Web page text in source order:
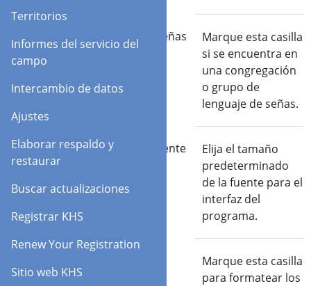
Territorios
Informes del servicio del
campo
Intercambio de datos
Ajustes
Elaborar respaldo y
restaurar
Buscar actualizaciones
Registrar KHS
Renew Your Registration
Sitio web KHS
Lenguaje de señas
Marque esta casilla
si se encuentra en
una congregación
o grupo de
lenguaje de señas.
Tamaño de fuente
Elija el tamaño
predeterminado
de la fuente para el
interfaz del
programa.
Marque esta casilla
para formatear los